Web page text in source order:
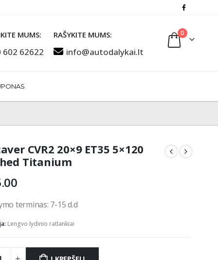
MUMS:
602 62622
RAŠYKITE MUMS:
info@autodalykai.lt
0
CVR2 20×9 ET35 5×120
Titanium
terminas: 7-15 d.d
Lengvo lydinio ratlankiai